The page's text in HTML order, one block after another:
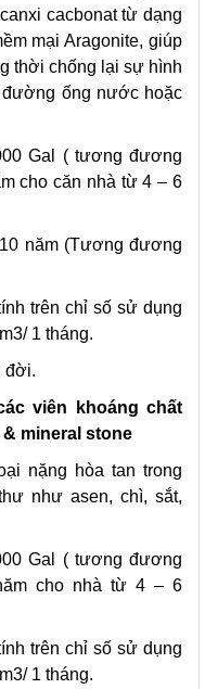
cacbonat từ dạng
mại Aragonite, giúp
thời chống lại sự hình
đường ống nước hoặc
Gal ( tương đương
cho căn nhà từ 4 – 6
năm (Tương đương
trên chỉ số sử dụng
1 tháng.
đời.
viên khoáng chất
mineral stone
nặng hòa tan trong
như asen, chì, sắt,
Gal ( tương đương
cho nhà từ 4 – 6
trên chỉ số sử dụng
1 tháng.